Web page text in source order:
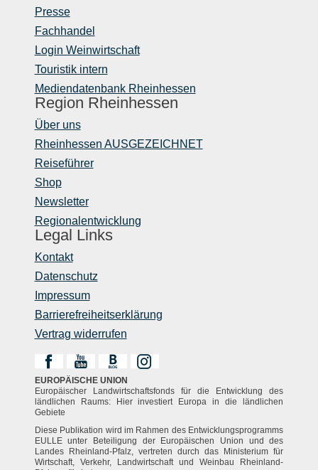
Presse
Fachhandel
Login Weinwirtschaft
Touristik intern
Mediendatenbank Rheinhessen
Region Rheinhessen
Über uns
Rheinhessen AUSGEZEICHNET
Reiseführer
Shop
Newsletter
Regionalentwicklung
Legal Links
Kontakt
Datenschutz
Impressum
Barrierefreiheitserklärung
Vertrag widerrufen
EUROPÄISCHE UNION
Europäischer Landwirtschaftsfonds für die Entwicklung des
ländlichen Raums: Hier investiert Europa in die ländlichen
Gebiete
Diese Publikation wird im Rahmen des Entwicklungsprogramms
EULLE unter Beteiligung der Europäischen Union und des
Landes Rheinland-Pfalz, vertreten durch das Ministerium für
Wirtschaft, Verkehr, Landwirtschaft und Weinbau Rheinland-